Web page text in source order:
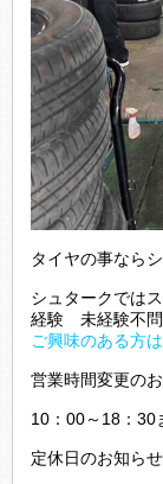
タイヤの事なら
シュタークでは
経験 未経験不問
ご興味のある方
営業時間変更の
10：00～18：30
定休日のお知らせ